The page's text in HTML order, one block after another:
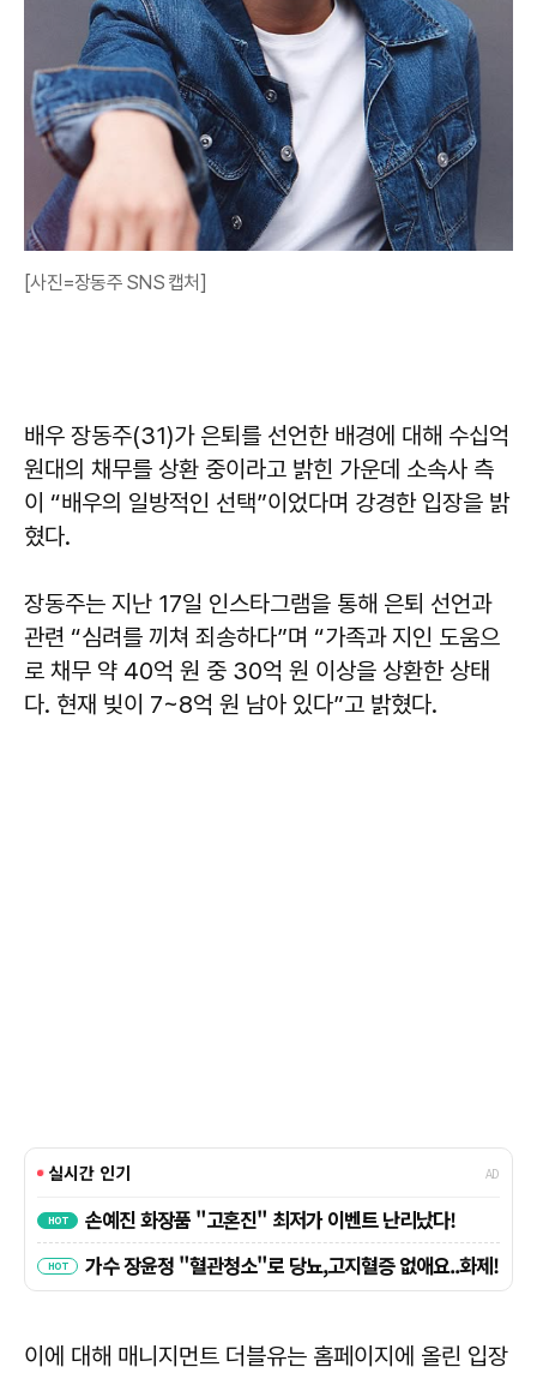
[사진=장동주 SNS 캡처]
배우 장동주(31)가 은퇴를 선언한 배경에 대해 수십억
원대의 채무를 상환 중이라고 밝힌 가운데 소속사 측
이 “배우의 일방적인 선택”이었다며 강경한 입장을 밝
혔다.
장동주는 지난 17일 인스타그램을 통해 은퇴 선언과
관련 “심려를 끼쳐 죄송하다”며 “가족과 지인 도움으
로 채무 약 40억 원 중 30억 원 이상을 상환한 상태
다. 현재 빚이 7~8억 원 남아 있다”고 밝혔다.
이에 대해 매니지먼트 더블유는 홈페이지에 올린 입장